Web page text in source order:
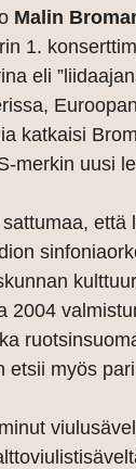
Malin
1.
eli
katkaisi
merkin uusi
että
2004
etsii myös